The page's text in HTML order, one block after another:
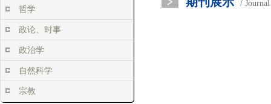
哲学
政论、时事
政治学
自然科学
宗教
/